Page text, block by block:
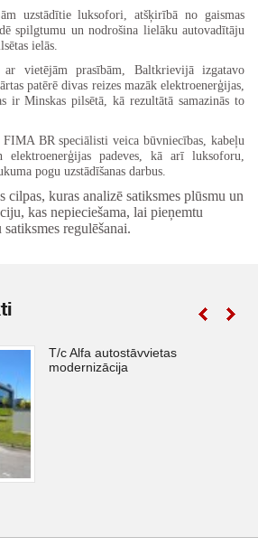
uzstādītie luksofori, atšķirībā no gaismas
spilgtumu un nodrošina lielāku autovadītāju
ielās.
ar vietējām prasībām, Baltkrievijā izgatavo
patērē divas reizes mazāk elektroenerģijas,
ir Minskas pilsētā, kā rezultātā samazinās to
FIMA BR speciālisti veica būvniecības, kabeļu
elektroenerģijas padeves, kā arī luksoforu,
pogu uzstādīšanas darbus.
cilpas, kuras analizē satiksmes plūsmu un
kas nepieciešama, lai pieņemtu
regulēšanai.
T/c Alfa autostāvvietas
modernizācija